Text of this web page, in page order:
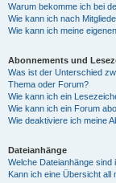
Warum bekomme ich bei
Wie kann ich nach
Wie kann ich meine
Abonnements und
Was ist der Unterschied
Thema oder Forum?
Wie kann ich ein
Wie kann ich ein Forum
Wie deaktiviere ich meine
Dateianhänge
Welche Dateianhänge
Kann ich eine Übersicht all